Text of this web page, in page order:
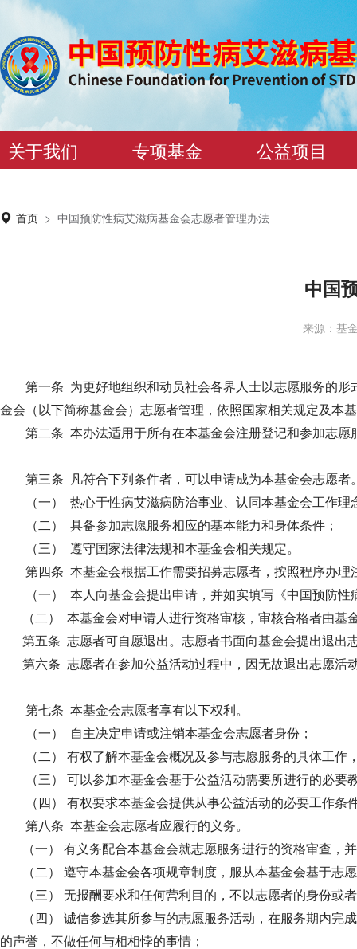
关于我们 专项基金 公益项目
首页 > 中国预防性病艾滋病基金会志愿者管理办法
中国
来源：基
第一条 为更好地组织和动员社会各界人士以志愿服务的
金会（以下简称基金会）志愿者管理，依照国家相关规定及本
第二条 本办法适用于所有在本基金会注册登记和参加志愿
第三条 凡符合下列条件者，可以申请成为本基金会志愿者
（一） 热心于性病艾滋病防治事业、认同本基金会工作理
（二） 具备参加志愿服务相应的基本能力和身体条件；
（三） 遵守国家法律法规和本基金会相关规定。
第四条 本基金会根据工作需要招募志愿者，按照程序办理
（一） 本人向基金会提出申请，并如实填写《中国预防
（二） 本基金会对申请人进行资格审核，审核合格者由基
第五条 志愿者可自愿退出。志愿者书面向基金会提出退出
第六条 志愿者在参加公益活动过程中，因无故退出志愿活
第七条 本基金会志愿者享有以下权利。
（一） 自主决定申请或注销本基金会志愿者身份；
（二） 有权了解本基金会概况及参与志愿服务的具体工作
（三） 可以参加本基金会基于公益活动需要所进行的必要
（四） 有权要求本基金会提供从事公益活动的必要工作
第八条 本基金会志愿者应履行的义务。
（一） 有义务配合本基金会就志愿服务进行的资格审查，
（二） 遵守本基金会各项规章制度，服从本基金会基于志
（三） 无报酬要求和任何营利目的，不以志愿者的身份
（四） 诚信参选其所参与的志愿服务活动，在服务期内
的声誉，不做任何与相相悖的事情；